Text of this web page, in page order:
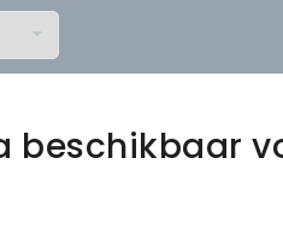
beschikbaar